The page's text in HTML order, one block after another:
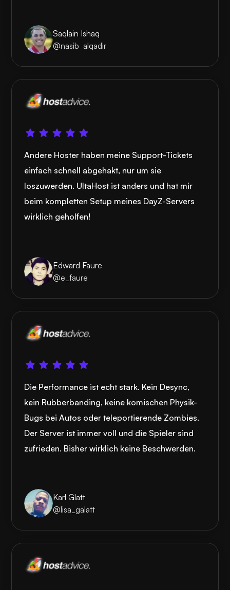
Saqlain Ishaq
@nasib_alqadir
Andere Hoster haben meine Support-Tickets
einfach schnell abgehakt, nur um sie
loszuwerden. UltaHost ist anders und hat mir
beim kompletten Setup meines DayZ-Servers
wirklich geholfen!
Edward Faure
@e_faure
Die Performance ist echt stark. Kein Desync,
kein Rubberbanding, keine komischen Physik-
Bugs bei Autos oder teleportierende Zombies.
Der Server ist immer voll und die Spieler sind
zufrieden. Bisher wirklich keine Beschwerden.
Karl Glatt
@lisa_galatt